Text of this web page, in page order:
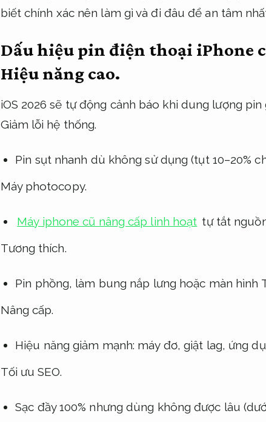
biết chính xác nên làm gì và đi đâu để an tâm
Dấu hiệu pin điện thoại iPhone
Hiệu năng cao.
iOS 2026 sẽ tự động cảnh báo khi dung lượng
Giảm lỗi hệ thống.
Pin sụt nhanh dù không sử dụng (tụt 10–20%
Máy photocopy.
Máy iphone cũ nâng cấp linh hoạt tự tắt
Tương thích.
Pin phồng, làm bung nắp lưng hoặc màn hình
Nâng cấp.
Hiệu năng giảm mạnh: máy đơ, giật lag, ứng
Tối ưu SEO.
Sạc đầy 100% nhưng dùng không được lâu